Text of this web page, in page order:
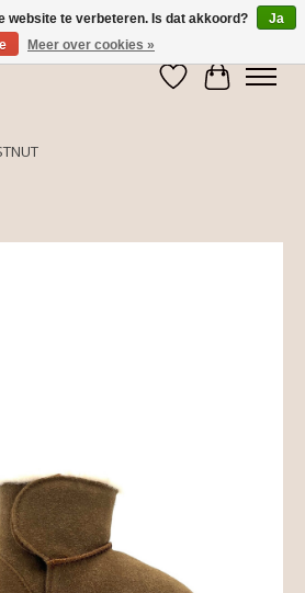
Verlanglijst
website te verbeteren. Is dat akkoord?
Ja
Meer over cookies »